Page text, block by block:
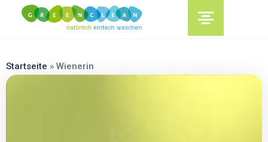
content
Startseite » Wienerin